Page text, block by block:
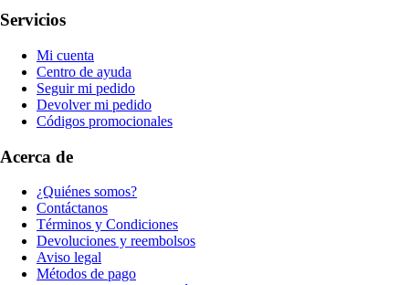
Servicios
Mi cuenta
Centro de ayuda
Seguir mi pedido
Devolver mi pedido
Códigos promocionales
Acerca de
¿Quiénes somos?
Contáctanos
Términos y Condiciones
Devoluciones y reembolsos
Aviso legal
Métodos de pago